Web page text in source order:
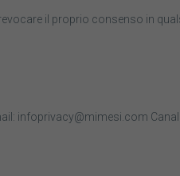
il proprio consenso in
infoprivacy@mimesi.com